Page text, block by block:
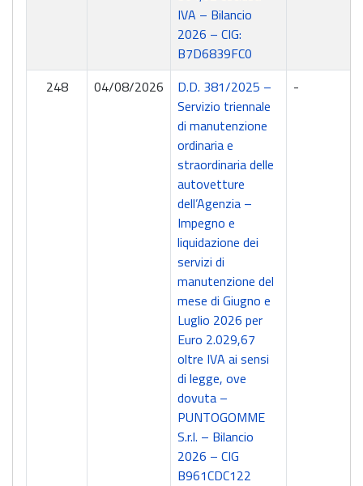
IVA – Bilancio
2026 – CIG:
B7D6839FC0
248 04/08/2026
D.D. 381/2025 –
Servizio triennale
di manutenzione
ordinaria e
straordinaria delle
autovetture
dell’Agenzia –
Impegno e
liquidazione dei
servizi di
manutenzione del
mese di Giugno e
Luglio 2026 per
Euro 2.029,67
oltre IVA ai sensi
di legge, ove
dovuta –
PUNTOGOMME
S.r.l. – Bilancio
2026 – CIG
B961CDC122
-